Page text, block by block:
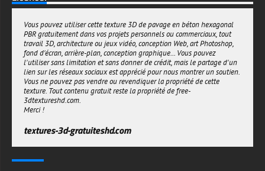
Cette texture PBR matériau Pavage Béton Hexagonal 3D peut être
Toutes les cartes incluses sont sans joints et peuvent être multipliées
de nombreuses fois sans problème. Téléchargez-les maintenant et
laissez libre cours à votre créativité !
textures-3d-gratuiteshd.com
PBR gratuitement dans vos projets personnels ou commerciaux, tout
travail 3D, architecture ou jeux vidéo, conception Web, art Photoshop,
fond d'écran, arrière-plan, conception graphique... Vous pouvez
l'utiliser sans limitation et sans donner de crédit, mais le partage d'un
lien sur les réseaux sociaux est apprécié pour nous montrer un soutien.
Vous ne pouvez pas vendre ou revendiquer la propriété de cette
texture. Tout contenu gratuit reste la propriété de free-
3dtextureshd.com.
Merci !